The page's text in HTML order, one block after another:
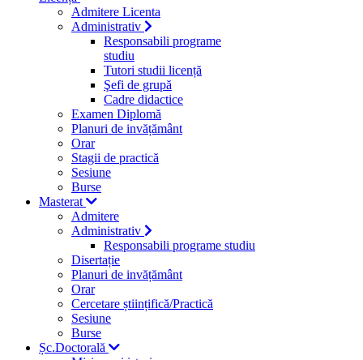
Admitere Licenta
Administrativ
Responsabili programe
studiu
Tutori studii licență
Şefi de grupă
Cadre didactice
Examen Diplomă
Planuri de invățământ
Orar
Stagii de practică
Sesiune
Burse
Masterat
Admitere
Administrativ
Responsabili programe studiu
Disertație
Planuri de invățământ
Orar
Cercetare științifică/Practică
Sesiune
Burse
Șc.Doctorală